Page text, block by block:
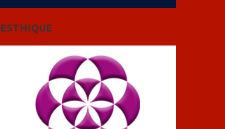
ESTHIQUE